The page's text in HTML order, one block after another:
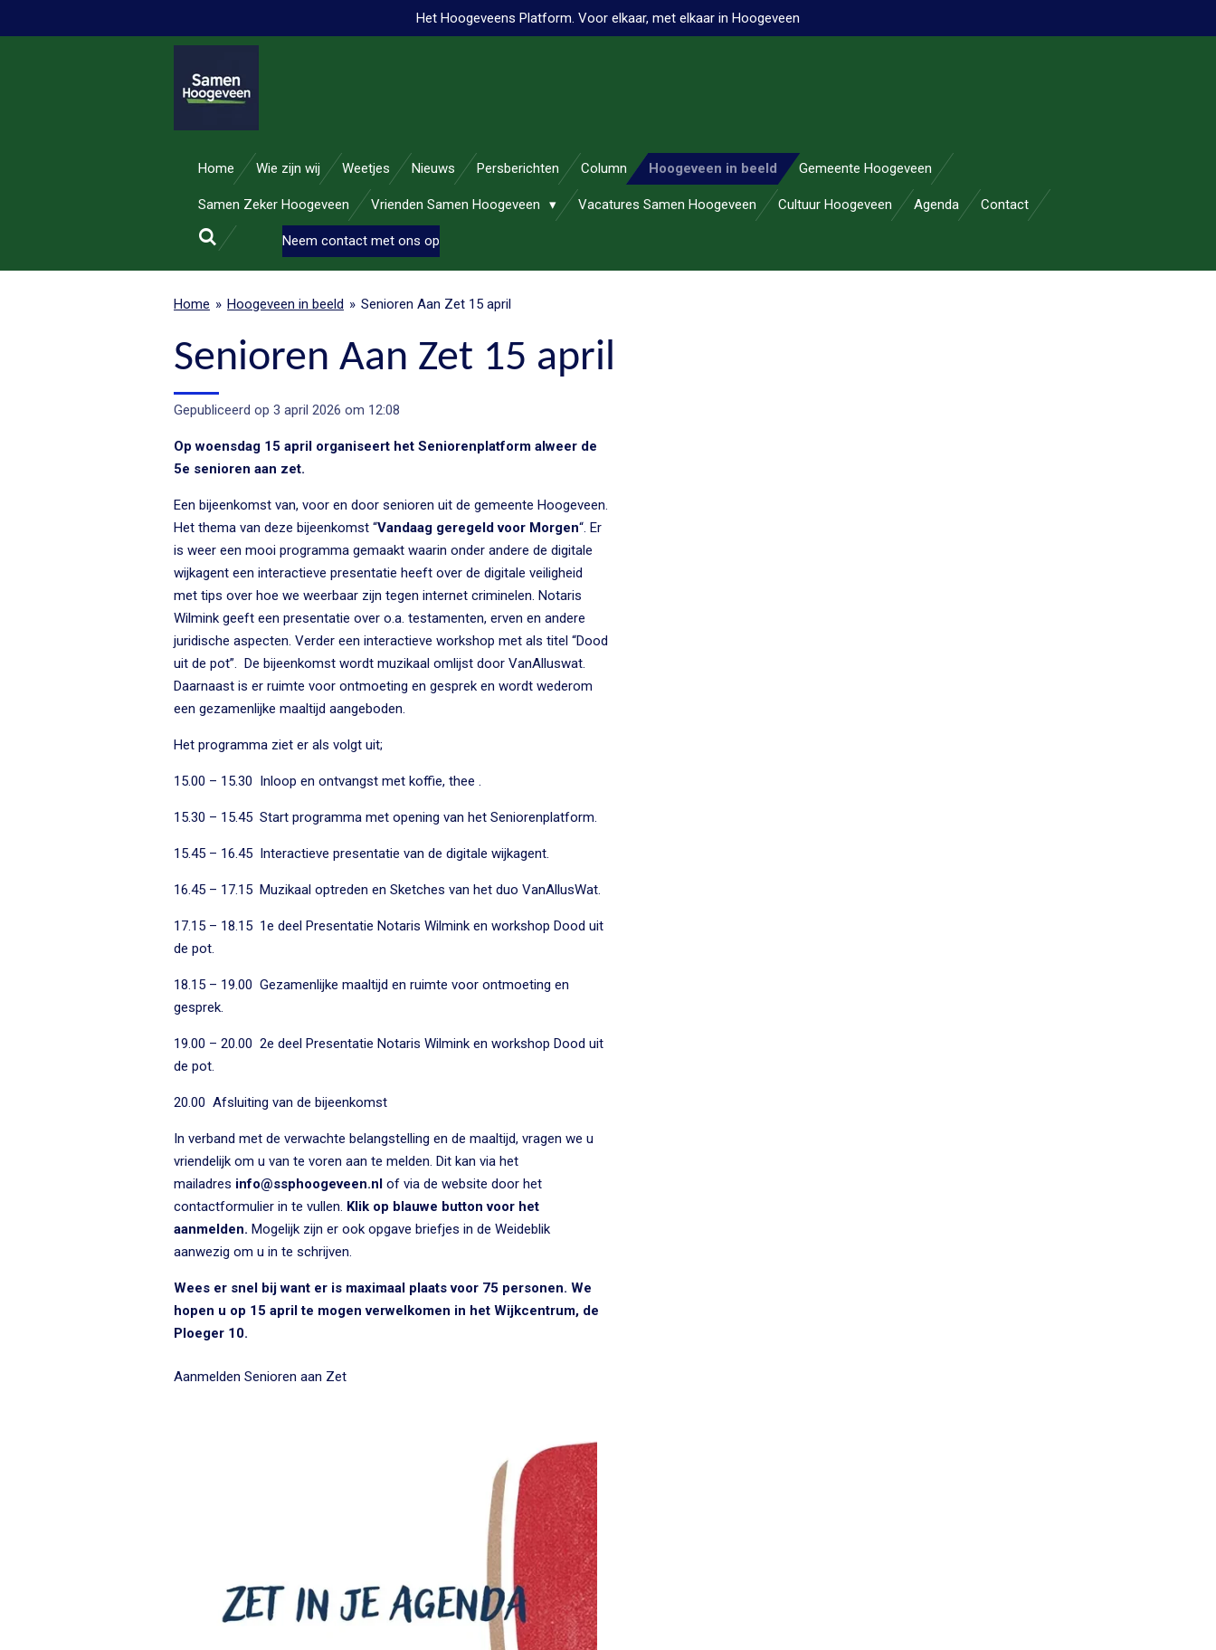
Het Hoogeveens Platform. Voor elkaar, met elkaar in Hoogeveen
Home Wie zijn wij Weetjes Nieuws Persberichten Column Hoogeveen in beeld Gemeente Hoogeveen
Samen Zeker Hoogeveen Vrienden Samen Hoogeveen Vacatures Samen Hoogeveen Cultuur Hoogeveen Agenda Contact
Neem contact met ons op
Home » Hoogeveen in beeld » Senioren Aan Zet 15 april
Senioren Aan Zet 15 april
Gepubliceerd op 3 april 2026 om 12:08
Op woensdag 15 april organiseert het Seniorenplatform alweer de
5e senioren aan zet.
Een bijeenkomst van, voor en door senioren uit de gemeente Hoogeveen.
Het thema van deze bijeenkomst “Vandaag geregeld voor Morgen“. Er
is weer een mooi programma gemaakt waarin onder andere de digitale
wijkagent een interactieve presentatie heeft over de digitale veiligheid
met tips over hoe we weerbaar zijn tegen internet criminelen. Notaris
Wilmink geeft een presentatie over o.a. testamenten, erven en andere
juridische aspecten. Verder een interactieve workshop met als titel “Dood
uit de pot”. De bijeenkomst wordt muzikaal omlijst door VanAlluswat.
Daarnaast is er ruimte voor ontmoeting en gesprek en wordt wederom
een gezamenlijke maaltijd aangeboden.
Het programma ziet er als volgt uit;
15.00 – 15.30 Inloop en ontvangst met koffie, thee .
15.30 – 15.45 Start programma met opening van het Seniorenplatform.
15.45 – 16.45 Interactieve presentatie van de digitale wijkagent.
16.45 – 17.15 Muzikaal optreden en Sketches van het duo VanAllusWat.
17.15 – 18.15 1e deel Presentatie Notaris Wilmink en workshop Dood uit
de pot.
18.15 – 19.00 Gezamenlijke maaltijd en ruimte voor ontmoeting en
gesprek.
19.00 – 20.00 2e deel Presentatie Notaris Wilmink en workshop Dood uit
de pot.
20.00 Afsluiting van de bijeenkomst
In verband met de verwachte belangstelling en de maaltijd, vragen we u
vriendelijk om u van te voren aan te melden. Dit kan via het
mailadres info@ssphoogeveen.nl of via de website door het
contactformulier in te vullen. Klik op blauwe button voor het
aanmelden. Mogelijk zijn er ook opgave briefjes in de Weideblik
aanwezig om u in te schrijven.
Wees er snel bij want er is maximaal plaats voor 75 personen. We
hopen u op 15 april te mogen verwelkomen in het Wijkcentrum, de
Ploeger 10.
Aanmelden Senioren aan Zet